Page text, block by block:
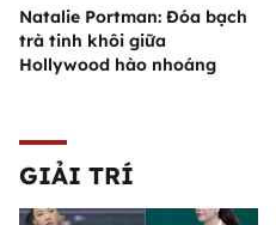
Natalie Portman: Đóa bạch
trà tinh khôi giữa
Hollywood hào nhoáng
GIẢI TRÍ